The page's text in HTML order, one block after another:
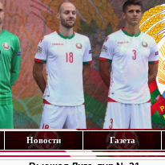
Новости Газета